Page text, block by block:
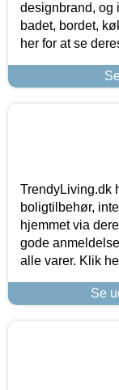
designbrand, og
badet, bordet,
her for at se
TrendyLiving.dk
boligtilbehør,
hjemmet via
gode
alle varer. Klik
Se